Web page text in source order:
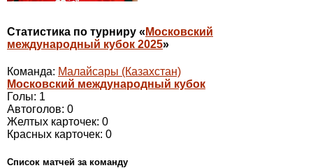
Статистика по турниру « Московский
международный кубок 2025»
Команда: Малайсары (Казахстан)
Московский международный кубок
Голы: 1
Автоголов: 0
Желтых карточек: 0
Красных карточек: 0
Cписок матчей за команду